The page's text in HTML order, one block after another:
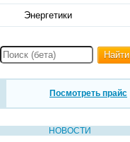
Энергетики
Найти
Посмотреть прайс
НОВОСТИ